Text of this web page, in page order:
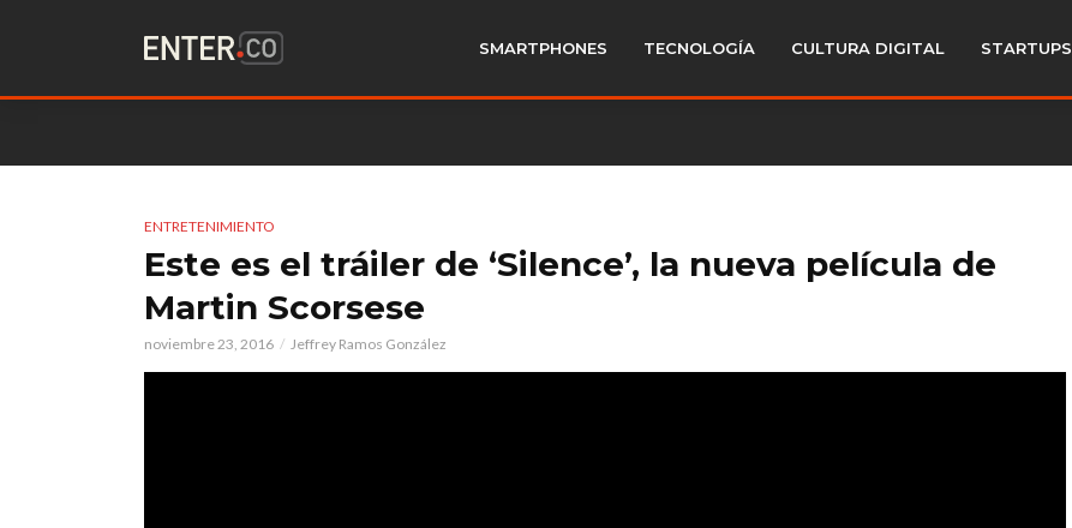
SMARTPHONES TECNOLOGÍA CULTURA DIGITAL STARTUPS
ENTRETENIMIENTO
Este es el tráiler de ‘Silence’, la nueva película de
Martin Scorsese
noviembre 23, 2016 Jeffrey Ramos González